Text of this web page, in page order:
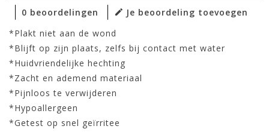
0 beoordelingen
Je beoordeling toevoegen
*Plakt niet aan de wond
*Blijft op zijn plaats, zelfs bij contact met water
*Huidvriendelijke hechting
*Zacht en ademend materiaal
*Pijnloos te verwijderen
*Hypoallergeen
*Getest op snel geïrritee